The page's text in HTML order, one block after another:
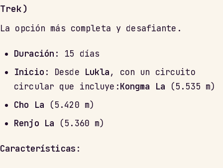
Trek)
La opción más completa y desafiante.
Duración : 15 días
Inicio : Desde Lukla, con un circuito
circular que incluye:Kongma La (5.535 m)
Cho La (5.420 m)
Renjo La (5.360 m)
Características :